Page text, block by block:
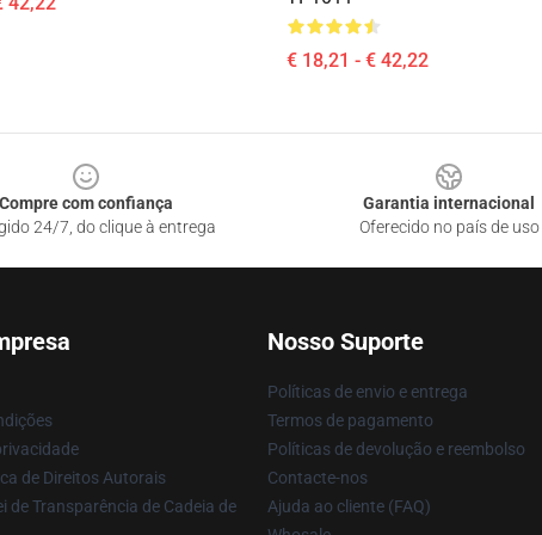
€ 18,21 - € 42,22
Compre com confiança
24/7, do clique à entrega
Garantia internacional
Oferecido no país de uso
de Direitos Autorais
de Transparência de Cadeia de
Nosso Suporte
Políticas de envio e entrega
Termos de pagamento
Políticas de devolução e reembolso
Contacte-nos
Ajuda ao cliente (FAQ)